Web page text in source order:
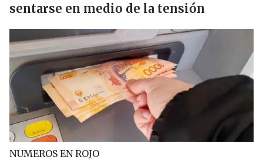
sentarse en medio de la tensión
NUMEROS EN ROJO